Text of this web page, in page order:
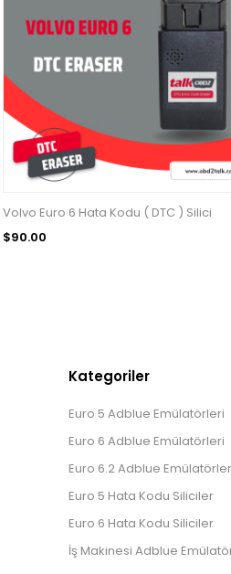
Volvo Euro 6 Hata Kodu ( DTC ) Silici
$90.00
Kategoriler
Euro 5 Adblue Emülatörleri
Euro 6 Adblue Emülatörleri
Euro 6.2 Adblue
Euro 5 Hata Kodu Siliciler
Euro 6 Hata Kodu Siliciler
İş Makinesi Adblue